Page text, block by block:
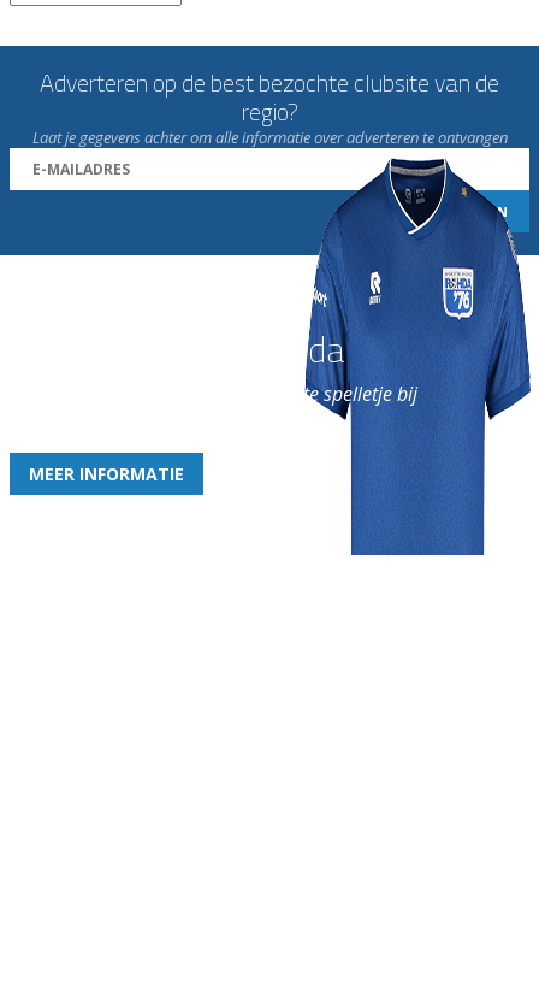
Adverteren op de best bezochte clubsite van de
regio?
Laat je gegevens achter om alle informatie over adverteren te ontvangen
Word nu lid van Rohda
en geniet iedere week van het leukste spelletje bij
MEER INFORMATIE